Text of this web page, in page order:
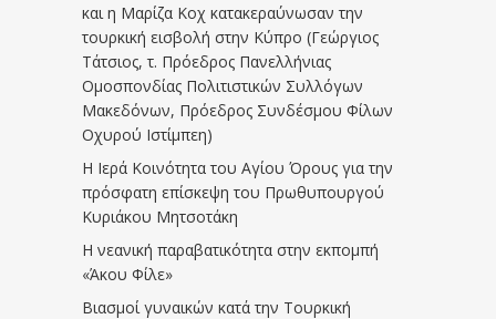
και η Μαρίζα Κοχ κατακεραύνωσαν την
τουρκική εισβολή στην Κύπρο (Γεώργιος
Τάτσιος, τ. Πρόεδρος Πανελλήνιας
Ομοσπονδίας Πολιτιστικών Συλλόγων
Μακεδόνων, Πρόεδρος Συνδέσμου Φίλων
Οχυρού Ιστίμπεη)
Η Ιερά Κοινότητα του Αγίου Όρους για την
πρόσφατη επίσκεψη του Πρωθυπουργού
Κυριάκου Μητσοτάκη
Η νεανική παραβατικότητα στην εκπομπή
«Άκου Φίλε»
Βιασμοί γυναικών κατά την Τουρκική